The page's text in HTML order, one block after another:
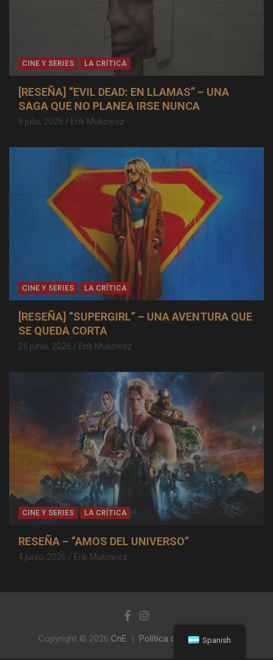
CINE Y SERIES LA CRÍTICA
[RESEÑA] “EVIL DEAD: EN LLAMAS” – UNA
SAGA QUE NO PLANEA IRSE NUNCA
9 julio, 2026 Erik Mukowoz
CINE Y SERIES LA CRÍTICA
[RESEÑA] “SUPERGIRL” – UNA AVENTURA QUE
SE QUEDA CORTA
25 junio, 2026 Erik Mukowoz
CINE Y SERIES LA CRÍTICA
RESEÑA – “AMOS DEL UNIVERSO”
4 junio, 2026 Erik Mukowoz
Copyright © 2026 CnE Política de privacidad
Spanish